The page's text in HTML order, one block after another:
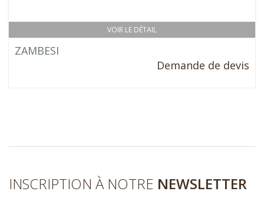
VOIR LE DÉTAIL
ZAMBESI
Demande de devis
INSCRIPTION À NOTRE NEWSLETTER